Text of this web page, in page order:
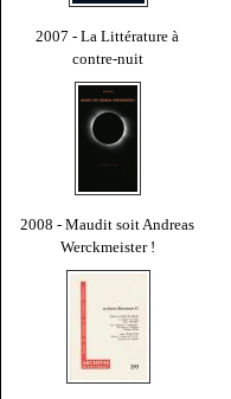
2007 - La Littérature à
contre-nuit
2008 - Maudit soit Andreas
Werckmeister !